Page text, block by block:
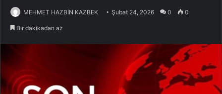
MEHMET HAZBİN KAZBEK Şubat 24, 2026 0 0
Bir dakikadan az